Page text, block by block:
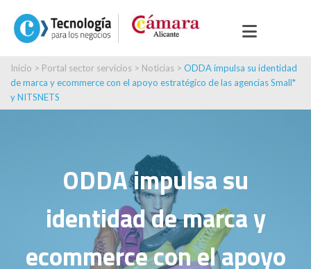
Inicio > Portal sector servicios > Noticias > ODDA impulsa su identidad
de marca y ecommerce con el apoyo estratégico de las agencias Small*
y NITSNETS
ODDA impulsa su
identidad de marca y
ecommerce con el apoyo